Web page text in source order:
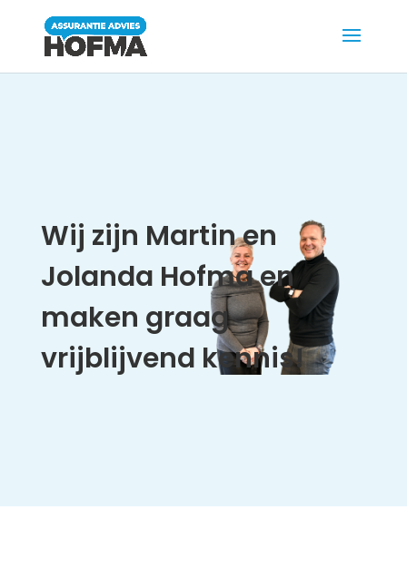
Wij zijn Martin en
Jolanda Hofma en
maken graag
vrijblijvend kennis!